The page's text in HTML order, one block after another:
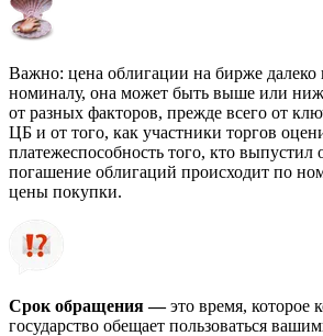
Важно: цена облигации на бирже далеко
номиналу, она может быть выше или
от разных факторов, прежде всего от
ЦБ и от того, как участники торгов
платежеспособность того, кто
погашение облигаций происходит по
цены покупки.
Срок обращения —это время, которое
государство обещает пользоваться